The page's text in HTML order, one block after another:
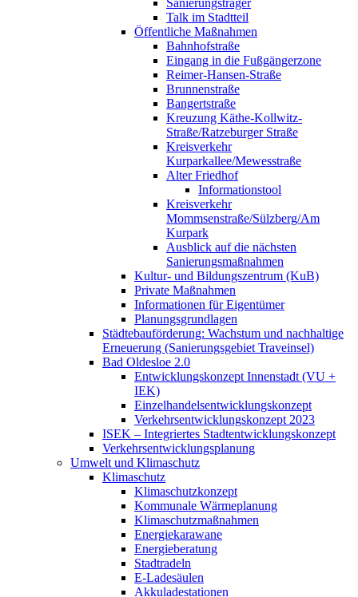
Talk im Stadtteil
Öffentliche Maßnahmen
Bahnhofstraße
Eingang in die Fußgängerzone
Reimer-Hansen-Straße
Brunnenstraße
Bangertstraße
Kreuzung Käthe-Kollwitz-
Straße/Ratzeburger Straße
Kreisverkehr
Kurparkallee/Mewesstraße
Alter Friedhof
Informationstool
Kreisverkehr
Mommsenstraße/Sülzberg/Am
Kurpark
Ausblick auf die nächsten
Sanierungsmaßnahmen
Kultur- und Bildungszentrum (KuB)
Private Maßnahmen
Informationen für Eigentümer
Planungsgrundlagen
Städtebauförderung: Wachstum und nachhaltige
Erneuerung (Sanierungsgebiet Traveinsel)
Bad Oldesloe 2.0
Entwicklungskonzept Innenstadt (VU +
IEK)
Einzelhandels­entwicklungskonzept
Verkehrsentwicklungskonzept 2023
ISEK – Integriertes Stadtentwicklungskonzept
Verkehrsentwicklungsplanung
Umwelt und Klimaschutz
Klimaschutz
Klimaschutzkonzept
Kommunale Wärmeplanung
Klimaschutzmaßnahmen
Energiekarawane
Energieberatung
Stadtradeln
E-Ladesäulen
Akkuladestationen